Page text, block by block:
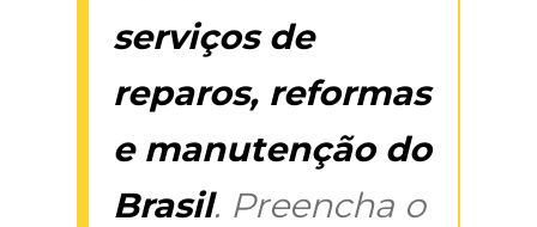
serviços de
reparos, reformas
e manutenção do
Brasil. Preencha o